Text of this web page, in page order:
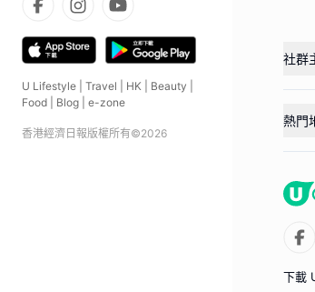
U Lifestyle Travel HK Beauty
Food
Blog e-zone
香港經濟日報版權所有©2026
社群
熱門
下載